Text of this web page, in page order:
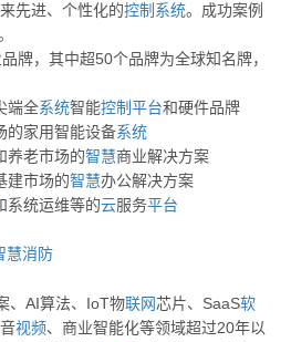
先进、个性化的控制 系统。成功案例
牌，其中超50个品牌为全球知名牌，
端全系统智能控制平台和硬件品牌
的家用智能设备系统
养老市场的智慧商业解决方案
建市场的智慧办公解决方案
系统运维等的云服务平台
慧消防
、AI算法、IoT物联网芯片、SaaS软
视频、商业智能化等领域超过20年以